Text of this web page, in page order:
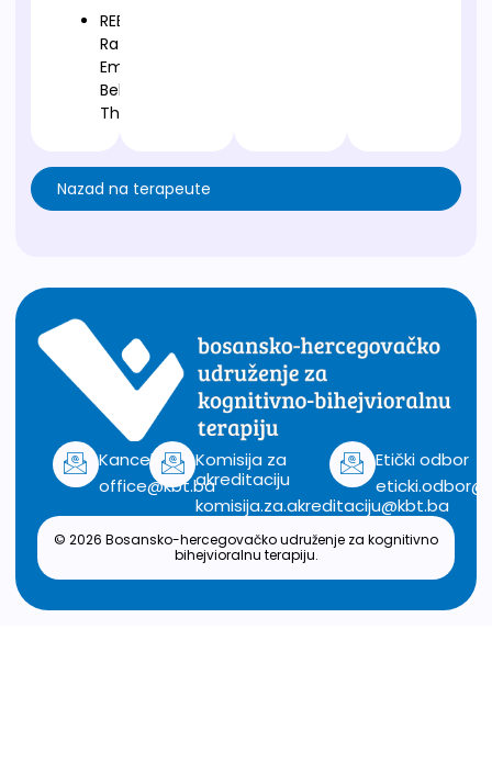
REBT-
Rational
Emotive
Behavior
Therapy
Nazad na terapeute
Kancelarija
office@kbt.ba
Komisija za
akreditaciju
komisija.za.akreditaciju@kbt.ba
Etički odbor
© 2026 Bosansko-hercegovačko udruženje za kognitivno
bihejvioralnu terapiju.